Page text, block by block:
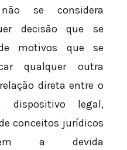
se considera
decisão que se
motivos que se
qualquer outra
direta entre o
legal,
conceitos jurídicos
sem a devida